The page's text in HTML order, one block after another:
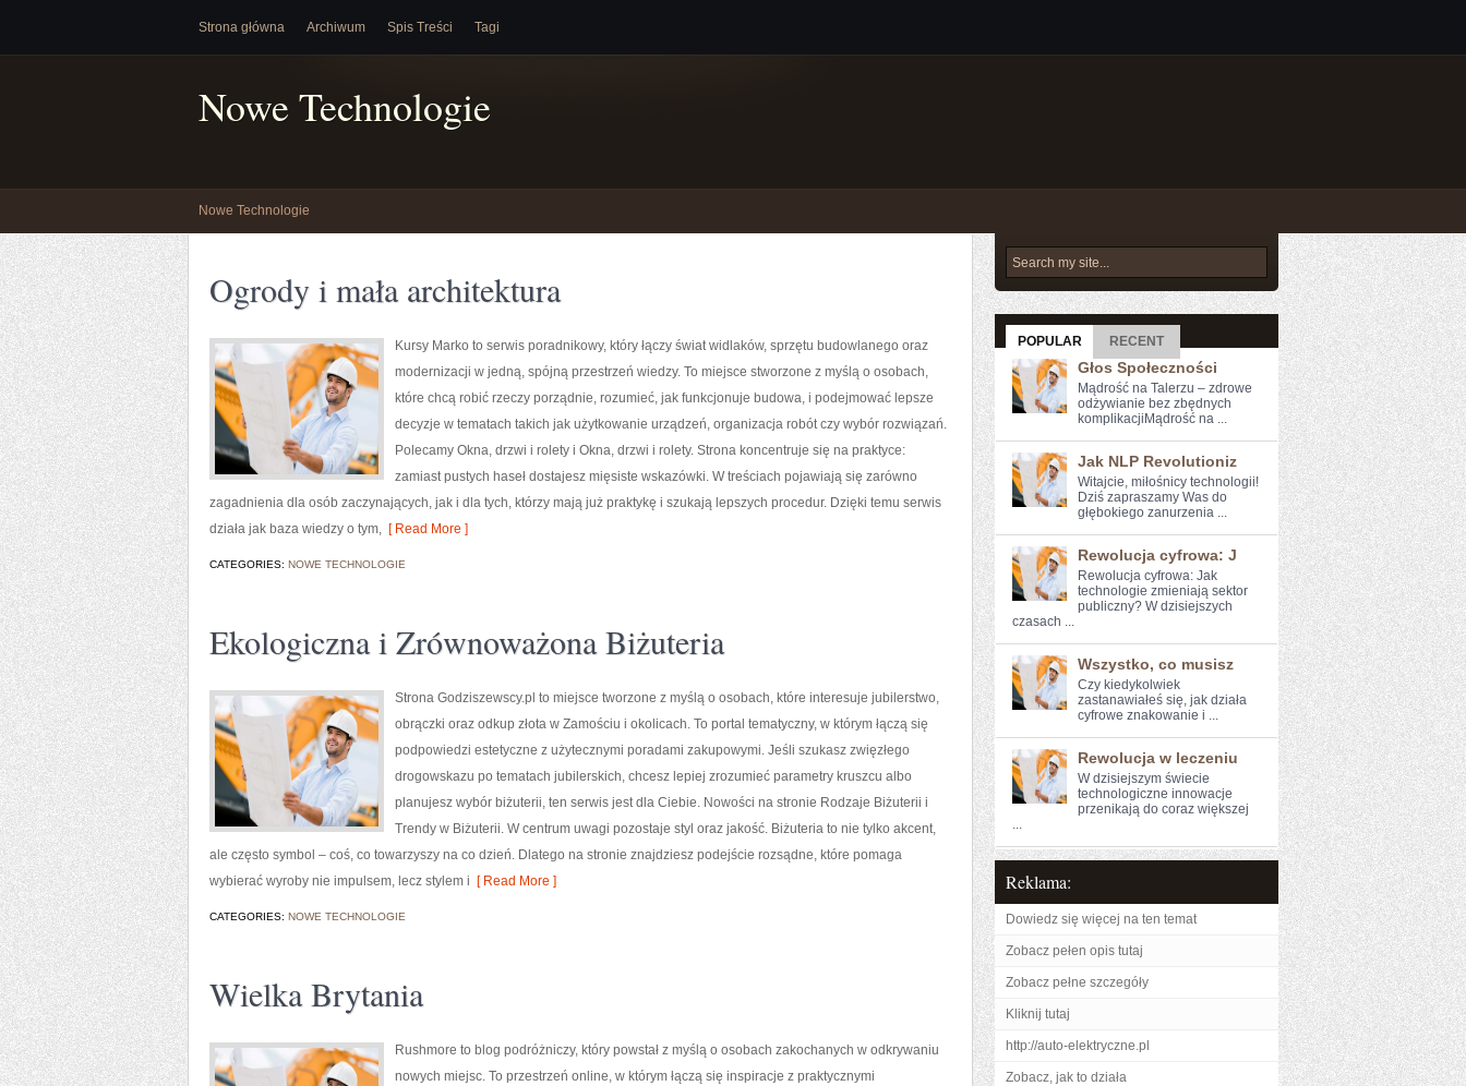
Strona główna Archiwum Spis Treści Tagi
Nowe Technologie
Nowe Technologie
Ogrody i mała architektura
Kursy Marko to serwis poradnikowy, który łączy świat widlaków, sprzętu budowlanego oraz
modernizacji w jedną, spójną przestrzeń wiedzy. To miejsce stworzone z myślą o osobach,
które chcą robić rzeczy porządnie, rozumieć, jak funkcjonuje budowa, i podejmować lepsze
decyzje w tematach takich jak użytkowanie urządzeń, organizacja robót czy wybór rozwiązań.
Polecamy Okna, drzwi i rolety i Okna, drzwi i rolety. Strona koncentruje się na praktyce:
zamiast pustych haseł dostajesz mięsiste wskazówki. W treściach pojawiają się zarówno
zagadnienia dla osób zaczynających, jak i dla tych, którzy mają już praktykę i szukają lepszych procedur. Dzięki temu serwis
działa jak baza wiedzy o tym, [ Read More ]
CATEGORIES: NOWE TECHNOLOGIE
Ekologiczna i Zrównoważona Biżuteria
Strona Godziszewscy.pl to miejsce tworzone z myślą o osobach, które interesuje jubilerstwo,
obrączki oraz odkup złota w Zamościu i okolicach. To portal tematyczny, w którym łączą się
podpowiedzi estetyczne z użytecznymi poradami zakupowymi. Jeśli szukasz zwięzłego
drogowskazu po tematach jubilerskich, chcesz lepiej zrozumieć parametry kruszcu albo
planujesz wybór biżuterii, ten serwis jest dla Ciebie. Nowości na stronie Rodzaje Biżuterii i
Trendy w Biżuterii. W centrum uwagi pozostaje styl oraz jakość. Biżuteria to nie tylko akcent,
ale często symbol – coś, co towarzyszy na co dzień. Dlatego na stronie znajdziesz podejście rozsądne, które pomaga
wybierać wyroby nie impulsem, lecz stylem i [ Read More ]
CATEGORIES: NOWE TECHNOLOGIE
Wielka Brytania
Rushmore to blog podróżniczy, który powstał z myślą o osobach zakochanych w odkrywaniu
nowych miejsc. To przestrzeń online, w którym łączą się inspiracje z praktycznymi
POPULAR RECENT
Głos Społeczności
Mądrość na Talerzu – zdrowe
odżywianie bez zbędnych
komplikacjiMądrość na ...
Jak NLP Revolutioniz
Witajcie, miłośnicy‍ technologii!
Dziś zapraszamy Was ​do
głębokiego zanurzenia ...
Rewolucja cyfrowa: J
Rewolucja cyfrowa: ⁣Jak⁤
technologie zmieniają ⁢sektor
publiczny? W dzisiejszych
czasach ...
Wszystko, co musisz
Czy ⁤kiedykolwiek
⁤zastanawiałeś⁤ się,​ jak działa⁢
cyfrowe znakowanie i ...
Rewolucja w leczeniu
W dzisiejszym świecie
technologiczne innowacje
przenikają do coraz większej
...
Reklama:
Dowiedz się więcej na ten temat
Zobacz pełen opis tutaj
Zobacz pełne szczegóły
Kliknij tutaj
http://auto-elektryczne.pl
Zobacz, jak to działa